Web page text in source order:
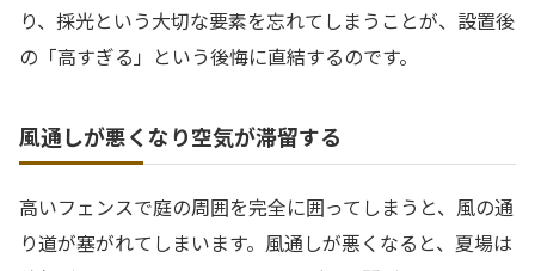
り、採光という大切な要素を忘れてしまうことが、設置後
の「高すぎる」という後悔に直結するのです。
風通しが悪くなり空気が滞留する
高いフェンスで庭の周囲を完全に囲ってしまうと、風の通
り道が塞がれてしまいます。風通しが悪くなると、夏場は